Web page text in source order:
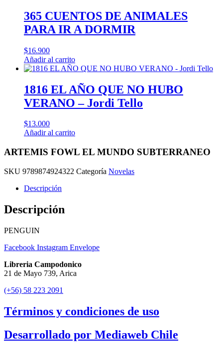
365 CUENTOS DE ANIMALES
PARA IR A DORMIR
$16.900
Añadir al carrito
1816 EL AÑO QUE NO HUBO
VERANO – Jordi Tello
$13.000
Añadir al carrito
ARTEMIS FOWL EL MUNDO SUBTERRANEO
SKU 9789874924322 Categoría Novelas
Descripción
Descripción
PENGUIN
Facebook Instagram Envelope
Libreria Campodonico
21 de Mayo 739, Arica
(+56) 58 223 2091
Términos y condiciones de uso
Desarrollado por Mediaweb Chile